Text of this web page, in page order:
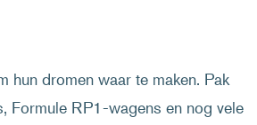
hun dromen waar te maken. Pak
Formule RP1-wagens en nog vele